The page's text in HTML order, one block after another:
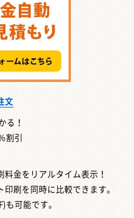
文
る！
引
金をリアルタイム表示！
刷を同時に比較できます。
も可能です。